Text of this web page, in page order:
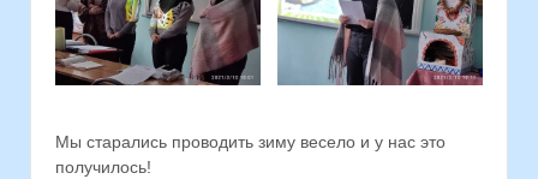
Мы старались проводить зиму весело и у нас это
получилось!